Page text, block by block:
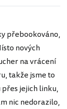
přebookováno,
nových
na vrácení
takže jsme to
jejich linku,
nic nedorazilo,